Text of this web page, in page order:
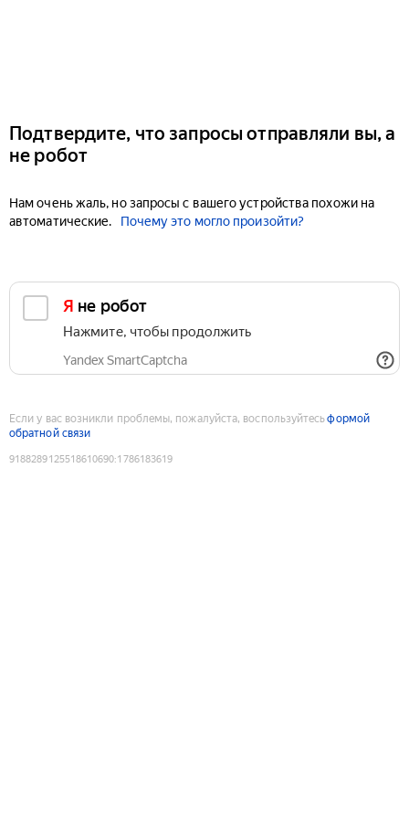
Подтвердите, что запросы отправляли вы, а
не робот
Нам очень жаль, но запросы с вашего устройства похожи на
автоматические.
Почему это могло произойти?
Я не робот
Нажмите, чтобы продолжить
Yandex SmartCaptcha
Если у вас возникли проблемы, пожалуйста, воспользуйтесьформой
обратной связи
9188289125518610690:1786183619